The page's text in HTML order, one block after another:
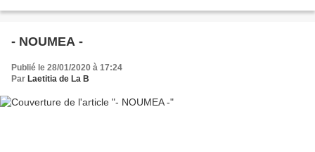
- NOUMEA -
Publié le 28/01/2020 à 17:24
Par Laetitia de La B